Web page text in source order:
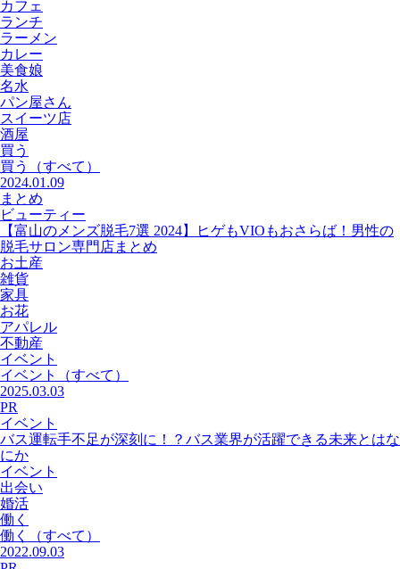
カフェ
ランチ
ラーメン
カレー
美食娘
名水
パン屋さん
スイーツ店
酒屋
買う
買う
（すべて）
2024.01.09
まとめ
ビューティー
【富山のメンズ脱毛7選 2024】ヒゲもVIOもおさらば！男性の
脱毛サロン専門店まとめ
お土産
雑貨
家具
お花
アパレル
不動産
イベント
イベント
（すべて）
2025.03.03
PR
イベント
バス運転手不足が深刻に！？バス業界が活躍できる未来とはな
にか
イベント
出会い
婚活
働く
働く
（すべて）
2022.09.03